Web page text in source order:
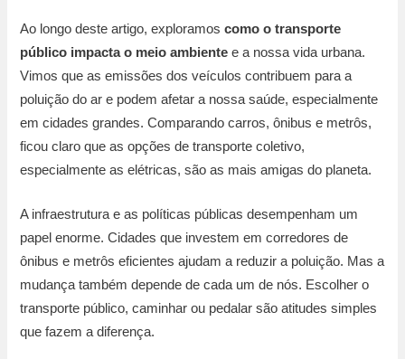
Ao longo deste artigo, exploramoscomo o transporte
público impacta o meio ambiente e a nossa vida urbana.
Vimos que as emissões dos veículos contribuem para a
poluição do ar e podem afetar a nossa saúde, especialmente
em cidades grandes. Comparando carros, ônibus e metrôs,
ficou claro que as opções de transporte coletivo,
especialmente as elétricas, são as mais amigas do planeta.
A infraestrutura e as políticas públicas desempenham um
papel enorme. Cidades que investem em corredores de
ônibus e metrôs eficientes ajudam a reduzir a poluição. Mas a
mudança também depende de cada um de nós. Escolher o
transporte público, caminhar ou pedalar são atitudes simples
que fazem a diferença.